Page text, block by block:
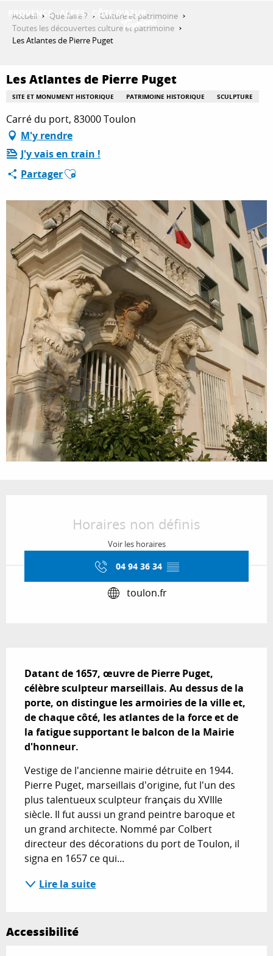
contenu
QUE FAIRE ?
SÉJOURNER
ESPACE PRO
Accueil Que faire ?
Culture et patrimoine
Toutes les découvertes culture et patrimoine
Les Atlantes de Pierre Puget
Les Atlantes de Pierre Puget
SITE ET MONUMENT HISTORIQUE PATRIMOINE HISTORIQUE SCULPTURE
Carré du port, 83000 Toulon
M'y rendre
J'y vais en train !
PartagerAjouter aux favoris
Horaires non définis
Voir les horaires
04 94 36 34 ▒▒
toulon.fr
Datant de 1657, œuvre de Pierre Puget,
célèbre sculpteur marseillais. Au dessus de la
porte, on distingue les armoiries de la ville et,
de chaque côté, les atlantes de la force et de
la fatigue supportant le balcon de la Mairie
d'honneur.
Vestige de l'ancienne mairie détruite en 1944.
Pierre Puget, marseillais d'origine, fut l'un des
plus talentueux sculpteur français du XVIIIe
siècle. Il fut aussi un grand peintre baroque et
un grand architecte. Nommé par Colbert
directeur des décorations du port de Toulon, il
signa en 1657 ce qui...
Lire la suite
Accessibilité